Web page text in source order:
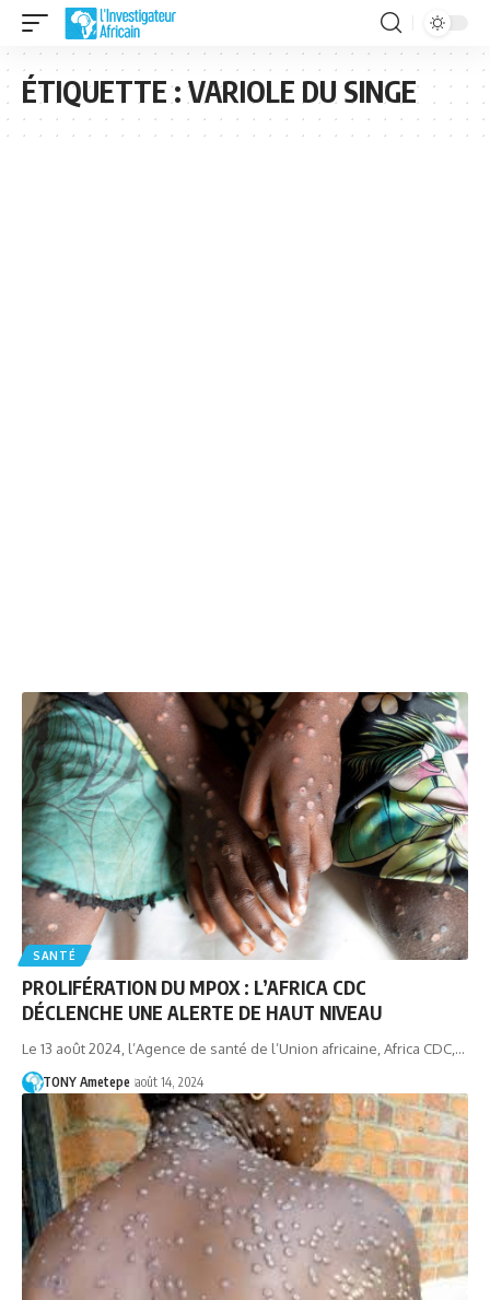
ÉTIQUETTE :VARIOLE DU SINGE
SANTÉ
PROLIFÉRATION DU MPOX : L’AFRICA CDC
DÉCLENCHE UNE ALERTE DE HAUT NIVEAU
Le 13 août 2024, l’Agence de santé de l’Union africaine, Africa CDC,…
TONY Ametepe août 14, 2024